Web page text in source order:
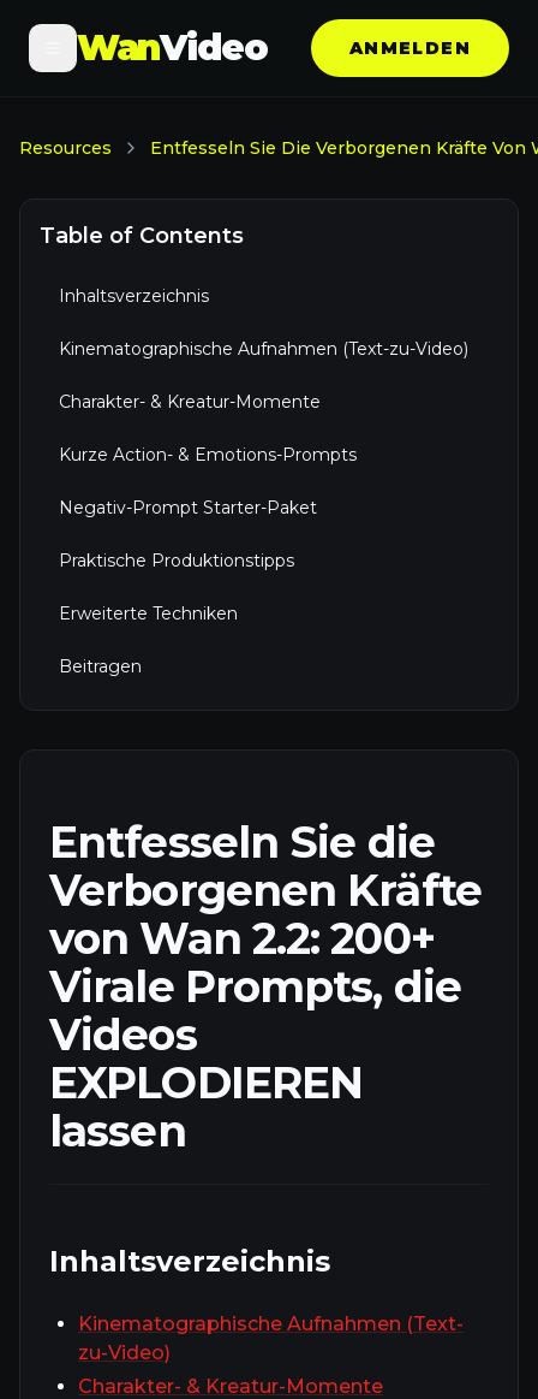
WanVideo ANMELDEN
Resources Entfesseln Sie Die Verborgenen Kräfte Von
Table of Contents
Inhaltsverzeichnis
Kinematographische Aufnahmen (Text-zu-Video)
Charakter- & Kreatur-Momente
Kurze Action- & Emotions-Prompts
Negativ-Prompt Starter-Paket
Praktische Produktionstipps
Erweiterte Techniken
Beitragen
Entfesseln Sie die
Verborgenen Kräfte
von Wan 2.2: 200+
Virale Prompts, die
Videos
EXPLODIEREN
lassen
Inhaltsverzeichnis
Kinematographische Aufnahmen (Text-
zu-Video)
Charakter- & Kreatur-Momente